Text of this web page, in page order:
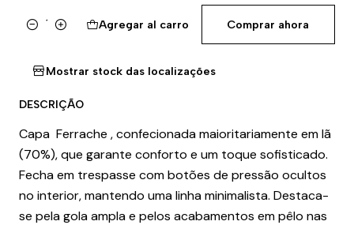
Cantidad
Agregar al carro Comprar ahora
Mostrar stock das localizações
DESCRIÇÃO
Capa Ferrache , confecionada maioritariamente em lã
(70%), que garante conforto e um toque sofisticado.
Fecha em trespasse com botões de pressão ocultos
no interior, mantendo uma linha minimalista. Destaca-
se pela gola ampla e pelos acabamentos em pêlo nas